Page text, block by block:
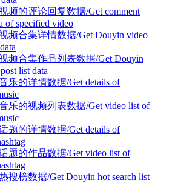
频的评论回复数据/Get comment
of specified video
频合集详情数据/Get Douyin video
频合集作品列表数据/Get Douyin
list data
乐的详情数据/Get details of
乐的视频列表数据/Get video list of
题的详情数据/Get details of
题的作品数据/Get video list of
搜榜数据/Get Douyin hot search list